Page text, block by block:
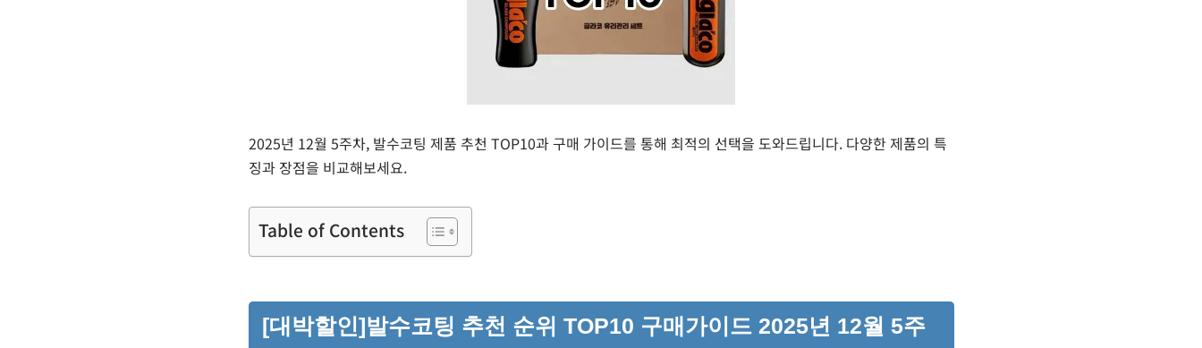
2025년 12월 5주차, 발수코팅 제품 추천 TOP10과 구매 가이드를 통해 최적의 선택을 도와드립니다. 다양한 제품의 특
징과 장점을 비교해보세요.
Table of Contents
[대박할인]발수코팅 추천 순위 TOP10 구매가이드 2025년 12월 5주